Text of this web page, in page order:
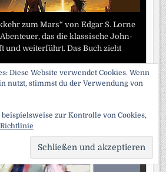
zum Mars“ von Edgar S. Lorne
das die klassische John-
und weiterführt. Das Buch zieht
Abenteuer des Arsene Lupin
Diese Website verwendet Cookies. Wenn
nutzt, stimmst du der Verwendung von
zur Kontrolle von Cookies,
TO
TOP